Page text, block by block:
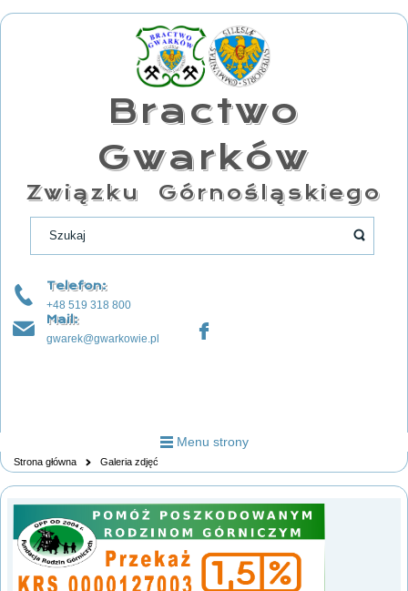
Bractwo
Gwarków
Związku Górnośląskiego
Telefon:
+48 519 318 800
Mail:
gwarek@gwarkowie.pl
Menu strony
Strona główna Galeria zdjęć